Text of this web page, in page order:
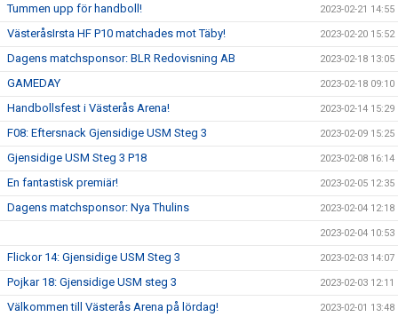
Tummen upp för handboll! 2023-02-21 14:55
VästeråsIrsta HF P10 matchades mot Täby! 2023-02-20 15:52
Dagens matchsponsor: BLR Redovisning AB 2023-02-18 13:05
GAMEDAY 2023-02-18 09:10
Handbollsfest i Västerås Arena! 2023-02-14 15:29
F08: Eftersnack Gjensidige USM Steg 3 2023-02-09 15:25
Gjensidige USM Steg 3 P18 2023-02-08 16:14
En fantastisk premiär! 2023-02-05 12:35
Dagens matchsponsor: Nya Thulins 2023-02-04 12:18
2023-02-04 10:53
Flickor 14: Gjensidige USM Steg 3 2023-02-03 14:07
Pojkar 18: Gjensidige USM steg 3 2023-02-03 12:11
Välkommen till Västerås Arena på lördag! 2023-02-01 13:48